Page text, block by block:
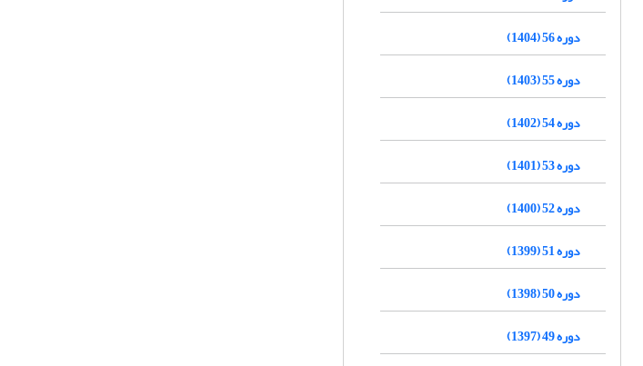
دوره 56 (1404)
دوره 55 (1403)
دوره 54 (1402)
دوره 53 (1401)
دوره 52 (1400)
دوره 51 (1399)
دوره 50 (1398)
دوره 49 (1397)